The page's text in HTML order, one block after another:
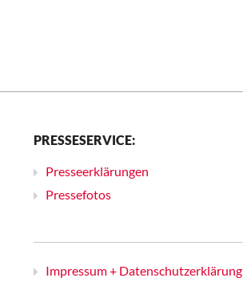
PRESSESERVICE:
Presseerklärungen
Pressefotos
Impressum + Datenschutzerklärung